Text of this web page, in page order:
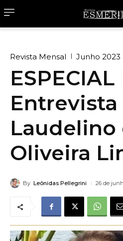
Revista Mensal Junho 2023
ESPECIAL丨
Entrevista
Laudelino
Oliveira
By Leônidas Pellegrini 26 de